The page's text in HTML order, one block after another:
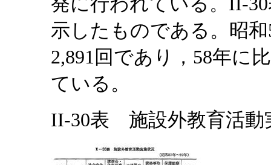
示したものである。昭
2,891回であり，58年に
ている。
II-30表 施設外教育活動